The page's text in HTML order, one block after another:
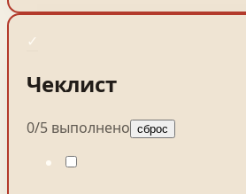
✓
Чеклист
0/5 выполнено сброс